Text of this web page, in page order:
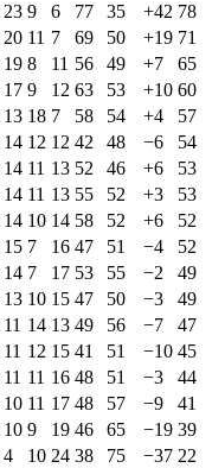
23 9 6 77 35 +42 78
20 11 7 69 50 +19 71
19 8 11 56 49 +7
65
17 9 12 63 53 +10 60
13 18 7 58 54 +4
57
14 12 12 42 48 −6
54
14 11 13 52 46 +6
53
14 11 13 55 52 +3
53
14 10 14 58 52 +6
52
15 7 16 47 51 −4
52
14 7 17 53 55 −2
49
13 10 15 47 50 −3
49
11 14 13 49 56 −7
47
11 12 15 41 51 −10 45
11 11 16 48 51 −3
44
10 11 17 48 57 −9
41
10 9 19 46 65 −19 39
4 10 24 38 75 −37 22